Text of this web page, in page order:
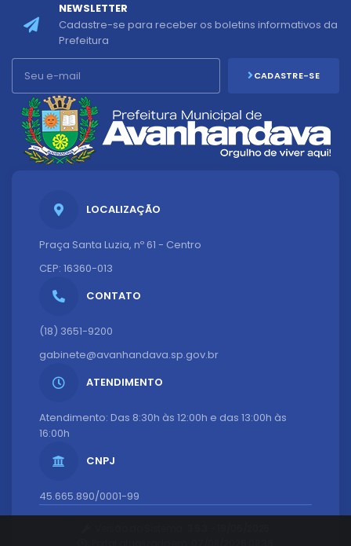
LOCALIZAÇÃO
Praça Santa Luzia, nº 61 - Centro
CEP: 16360-013
CONTATO
(18) 3651-9200
gabinete@avanhandava.sp.gov.br
ATENDIMENTO
Atendimento: Das 8:30h às 12:00h e das 13:00h às
16:00h
CNPJ
45.665.890/0001-99
NEWSLETTER
Cadastre-se para receber os boletins informativos da
Prefeitura
CADASTRE-SE